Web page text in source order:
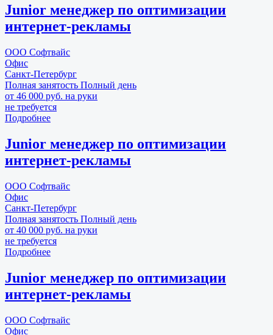
Junior менеджер по оптимизации
интернет-рекламы
ООО Софтвайс
Офис
Санкт-Петербург
Полная занятость Полный день
от 46 000 руб. на руки
не требуется
Подробнее
Junior менеджер по оптимизации
интернет-рекламы
ООО Софтвайс
Офис
Санкт-Петербург
Полная занятость Полный день
от 40 000 руб. на руки
не требуется
Подробнее
Junior менеджер по оптимизации
интернет-рекламы
ООО Софтвайс
Офис